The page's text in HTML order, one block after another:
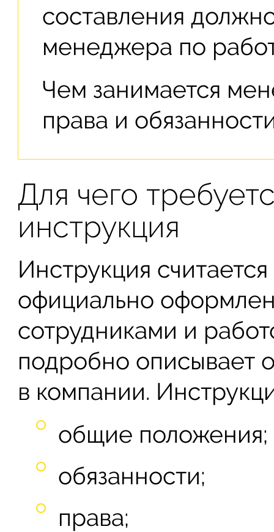
составления
менеджера по
Чем занимается
права и
Для чего
инструкция
Инструкция
официально
сотрудниками и
подробно описывает
в компании.
общие положения;
обязанности;
права;